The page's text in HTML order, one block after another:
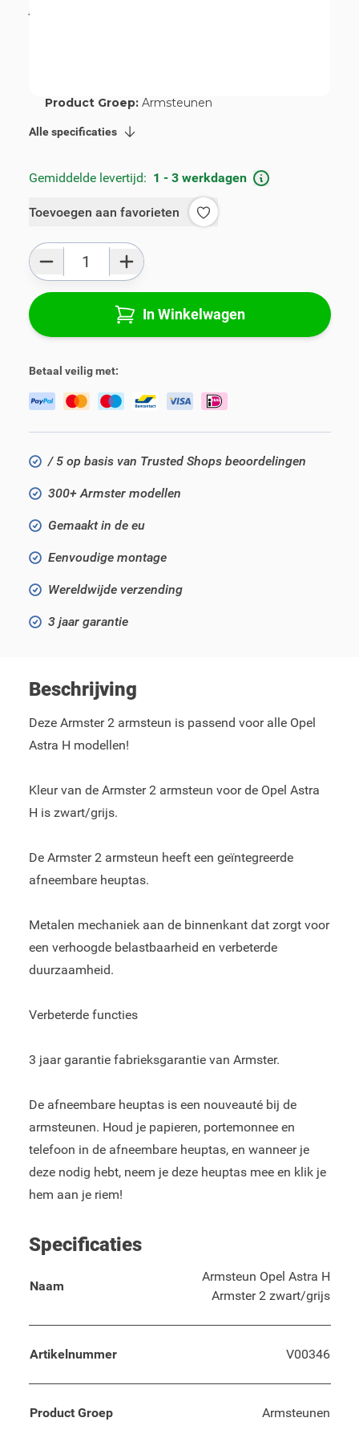
€ 115,00
Product Groep: Armsteunen
Alle specificaties
Gemiddelde levertijd: 1 - 3 werkdagen
Toevoegen aan favorieten
Aantal
In Winkelwagen
Betaal veilig met:
/ 5 op basis van Trusted Shops beoordelingen
300+ Armster modellen
Gemaakt in de eu
Eenvoudige montage
Wereldwijde verzending
3 jaar garantie
Beschrijving
Deze Armster 2 armsteun is passend voor alle Opel
Astra H modellen!
Kleur van de Armster 2 armsteun voor de Opel Astra
H is zwart/grijs.
De Armster 2 armsteun heeft een geïntegreerde
afneembare heuptas.
Metalen mechaniek aan de binnenkant dat zorgt voor
een verhoogde belastbaarheid en verbeterde
duurzaamheid.
Verbeterde functies
3 jaar garantie fabrieksgarantie van Armster.
De afneembare heuptas is een nouveauté bij de
armsteunen. Houd je papieren, portemonnee en
telefoon in de afneembare heuptas, en wanneer je
deze nodig hebt, neem je deze heuptas mee en klik je
hem aan je riem!
Specificaties
Naam
Armsteun Opel Astra H
Armster 2 zwart/grijs
Artikelnummer V00346
Product Groep Armsteunen